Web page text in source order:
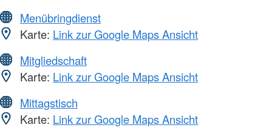
Menübringdienst
Karte: Link zur Google Maps Ansicht
Mitgliedschaft
Karte: Link zur Google Maps Ansicht
Mittagstisch
Karte: Link zur Google Maps Ansicht